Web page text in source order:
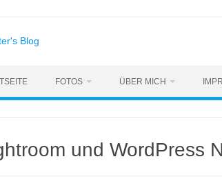
FOTOS ÜBER MICH
und WordPress